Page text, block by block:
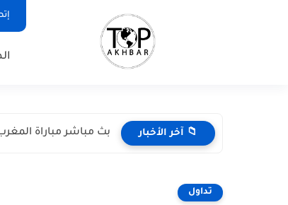
📁 آخر الأخبار بث مباشر مباراة المغرب
تداول